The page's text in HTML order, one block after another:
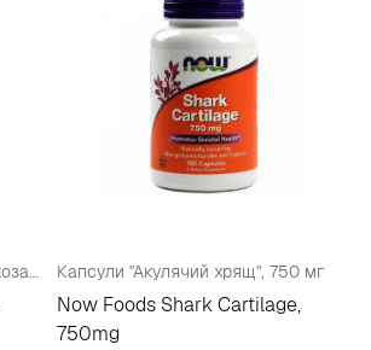
Комплекс для суглобів "Глюкозамін і МСМ", капсули Капсули "Акулячий хрящ", 750 мг
Now Foods Shark Cartilage,
750mg